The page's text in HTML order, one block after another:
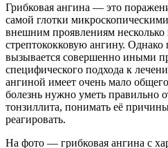
Грибковая ангина — это
самой глотки
внешним проявлениям
стрептококковую ангину. Однако
вызывается совершенно иными
специфического подхода к
ангиной имеет очень мало
болезнь нужно уметь правильно
тонзиллита, понимать её
реагировать.
На фото — грибковая ангина с